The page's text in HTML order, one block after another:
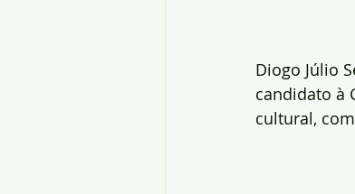
Diogo Júlio
candidato à
cultural,